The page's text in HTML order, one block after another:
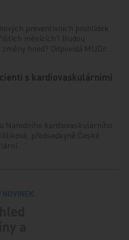
preventivních prohlídek
měsících? Budou
hned? Odpovídá MUDr…
s kardiovaskulárními
Národního kardiovaskulárního
předsedkyně České